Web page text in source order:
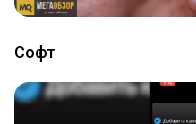
Софт